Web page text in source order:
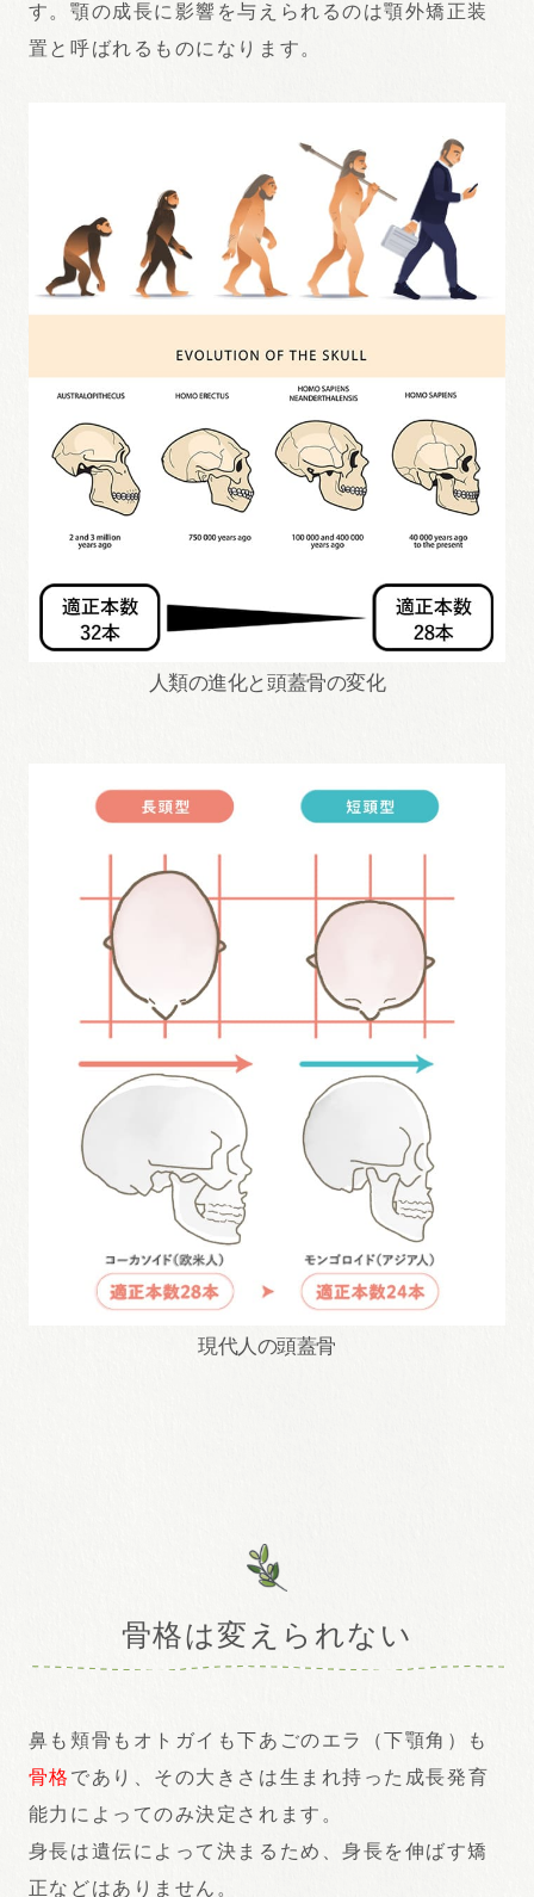
す。顎の成長に影響を与えられるのは顎外矯正装
置と呼ばれるものになります。
人類の進化と頭蓋骨の変化
現代人の頭蓋骨
骨格は変えられない
鼻も頬骨もオトガイも下あごのエラ（下顎角）も
骨格 であり、その大きさは生まれ持った成長発育
能力によってのみ決定されます。
身長は遺伝によって決まるため、身長を伸ばす矯
正などはありません。